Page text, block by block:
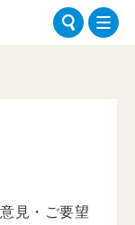
見・ご要望